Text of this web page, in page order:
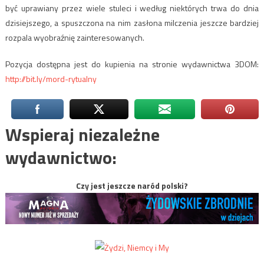
być uprawiany przez wiele stuleci i według niektórych trwa do dnia
dzisiejszego, a spuszczona na nim zasłona milczenia jeszcze bardziej
rozpala wyobraźnię zainteresowanych.
Pozycja dostępna jest do kupienia na stronie wydawnictwa 3DOM:
http://bit.ly/mord-rytualny
Wspieraj niezależne
wydawnictwo:
Czy jest jeszcze naród polski?